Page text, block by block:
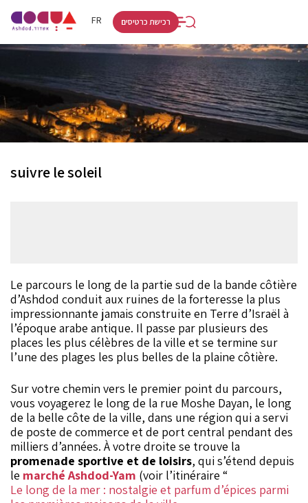
FR
HE
רכישת כרטיסים
suivre le soleil
Le parcours le long de la partie sud de la bande côtière
d’Ashdod conduit aux ruines de la forteresse la plus
impressionnante jamais construite en Terre d’Israël à
l’époque arabe antique. Il passe par plusieurs des
places les plus célèbres de la ville et se termine sur
l’une des plages les plus belles de la plaine côtière.
Sur votre chemin vers le premier point du parcours,
vous voyagerez le long de la rue Moshe Dayan, le long
de la belle côte de la ville, dans une région qui a servi
de poste de commerce et de port central pendant des
milliers d’années. À votre droite se trouve la
promenade sportive et de loisirs, qui s’étend depuis
le marché Ashdod-Yam (voir l’itinéraire “
Le long de la mer : nostalgie et parfum d’épices parmi